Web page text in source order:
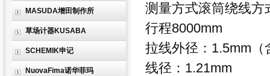
MASUDA增田制作所
草场计器KUSABA
SCHEMIK申记
NuovaFima诺华菲玛
测量方式滚筒绕线方
行程8000mm
拉线外径：1.5mm（
线径：1.21mm